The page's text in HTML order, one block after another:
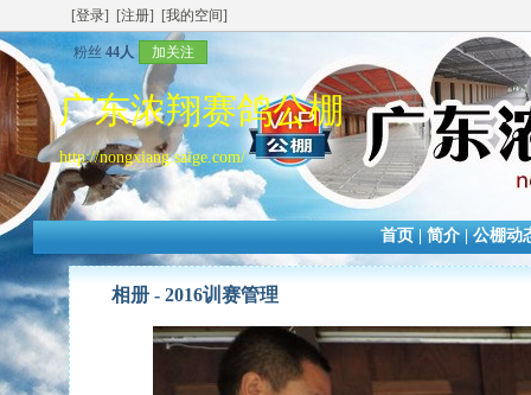
[登录] [注册] [我的空间]
粉丝 44人 加关注
广东浓翔赛鸽公棚
http://nongxiang.saige.com/
首页|简介|公棚动
相册 - 2016训赛管理